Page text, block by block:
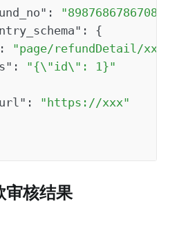
:
:
{
:
"page/refundDetail/
:
"{\"id\": 1}"
:
"https://xxx"
审核结果